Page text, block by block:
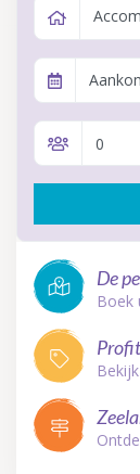
De
Boek